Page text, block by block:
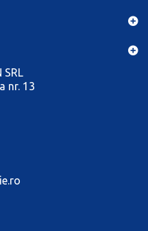
SRL
nr. 13